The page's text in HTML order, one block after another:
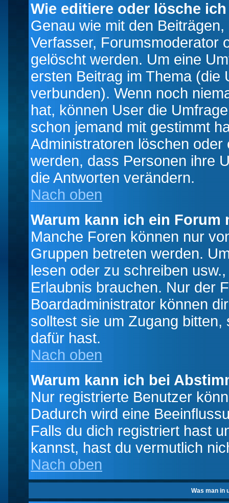
Wie editiere oder lösche
Genau wie mit den
Verfasser, Forumsmoderator
gelöscht werden. Um eine
ersten Beitrag im Thema (die
verbunden). Wenn noch
hat, können User die
schon jemand mit gestimmt
Administratoren löschen
werden, dass Personen ihre
die Antworten verändern.
Nach oben
Warum kann ich ein Forum
Manche Foren können nur
Gruppen betreten werden.
lesen oder zu schreiben
Erlaubnis brauchen. Nur der
Boardadministrator können
solltest sie um Zugang
dafür hast.
Nach oben
Warum kann ich bei
Nur registrierte Benutzer
Dadurch wird eine
Falls du dich registriert hast
kannst, hast du vermutlich
Nach oben
Was man in